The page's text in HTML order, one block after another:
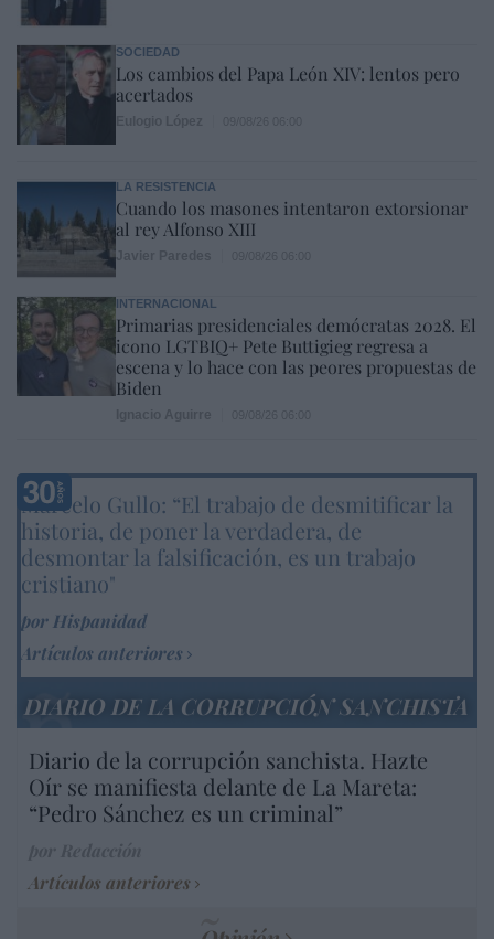
SOCIEDAD
Los cambios del Papa León XIV: lentos pero
acertados
LA RESISTENCIA
Cuando los masones intentaron extorsionar
al rey Alfonso XIII
INTERNACIONAL
Primarias presidenciales demócratas 2028. El
icono LGTBIQ+ Pete Buttigieg regresa a
escena y lo hace con las peores propuestas de
Biden
Marcelo Gullo: “El trabajo de desmitificar la
historia, de poner la verdadera, de
desmontar la falsificación, es un trabajo
cristiano"
por Hispanidad
Artículos anteriores
DIARIO DE LA CORRUPCIÓN SANCHISTA
Diario de la corrupción sanchista. Hazte
Oír se manifiesta delante de La Mareta:
“Pedro Sánchez es un criminal”
Artículos anteriores